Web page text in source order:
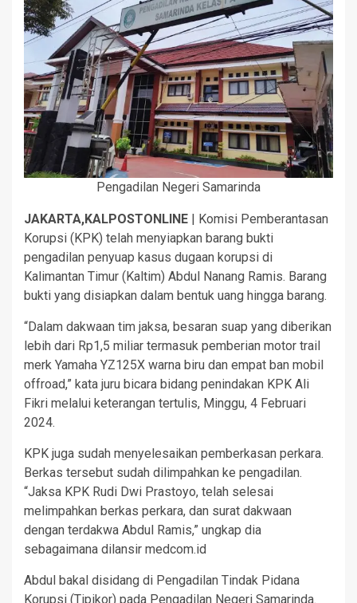
Pengadilan Negeri Samarinda
JAKARTA,KALPOSTONLINE | Komisi Pemberantasan
Korupsi (KPK) telah menyiapkan barang bukti
pengadilan penyuap kasus dugaan korupsi di
Kalimantan Timur (Kaltim) Abdul Nanang Ramis. Barang
bukti yang disiapkan dalam bentuk uang hingga barang.
“Dalam dakwaan tim jaksa, besaran suap yang diberikan
lebih dari Rp1,5 miliar termasuk pemberian motor trail
merk Yamaha YZ125X warna biru dan empat ban mobil
offroad,” kata juru bicara bidang penindakan KPK Ali
Fikri melalui keterangan tertulis, Minggu, 4 Februari
2024.
KPK juga sudah menyelesaikan pemberkasan perkara.
Berkas tersebut sudah dilimpahkan ke pengadilan.
“Jaksa KPK Rudi Dwi Prastoyo, telah selesai
melimpahkan berkas perkara, dan surat dakwaan
dengan terdakwa Abdul Ramis,” ungkap dia
sebagaimana dilansir medcom.id
Abdul bakal disidang di Pengadilan Tindak Pidana
Korupsi (Tipikor) pada Pengadilan Negeri Samarinda.